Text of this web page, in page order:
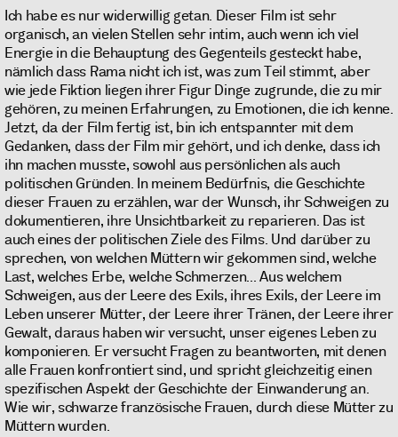
Ich habe es nur widerwillig getan. Dieser Film ist sehr
organisch, an vielen Stellen sehr intim, auch wenn ich viel
Energie in die Behauptung des Gegenteils gesteckt habe,
nämlich dass Rama nicht ich ist, was zum Teil stimmt, aber
wie jede Fiktion liegen ihrer Figur Dinge zugrunde, die zu mir
gehören, zu meinen Erfahrungen, zu Emotionen, die ich kenne.
Jetzt, da der Film fertig ist, bin ich entspannter mit dem
Gedanken, dass der Film mir gehört, und ich denke, dass ich
ihn machen musste, sowohl aus persönlichen als auch
politischen Gründen. In meinem Bedürfnis, die Geschichte
dieser Frauen zu erzählen, war der Wunsch, ihr Schweigen zu
dokumentieren, ihre Unsichtbarkeit zu reparieren. Das ist
auch eines der politischen Ziele des Films. Und darüber zu
sprechen, von welchen Müttern wir gekommen sind, welche
Last, welches Erbe, welche Schmerzen... Aus welchem
Schweigen, aus der Leere des Exils, ihres Exils, der Leere im
Leben unserer Mütter, der Leere ihrer Tränen, der Leere ihrer
Gewalt, daraus haben wir versucht, unser eigenes Leben zu
komponieren. Er versucht Fragen zu beantworten, mit denen
alle Frauen konfrontiert sind, und spricht gleichzeitig einen
spezifischen Aspekt der Geschichte der Einwanderung an.
Wie wir, schwarze französische Frauen, durch diese Mütter zu
Müttern wurden.